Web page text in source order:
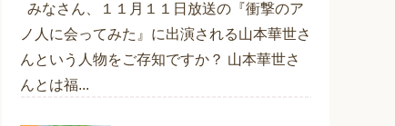
みなさん、１１月１１日放送の『衝撃のア
ノ人に会ってみた』に出演される山本華世さ
んという人物をご存知ですか？ 山本華世さ
んとは福...